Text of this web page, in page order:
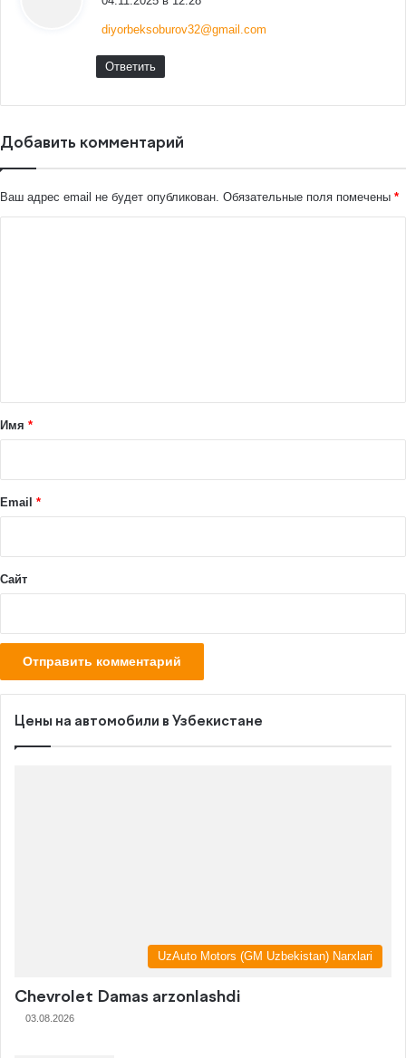
diyorbeksoburov32@gmail.com
Ответить
Добавить комментарий
Ваш адрес email не будет опубликован. Обязательные поля помечены *
а
й
Имя *
Email *
Сайт
Цены на автомобили в Узбекистане
UzAuto Motors (GM Uzbekistan) Narxlari
Chevrolet Damas arzonlashdi
03.08.2026